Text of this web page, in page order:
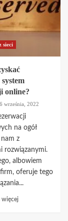
w
sieci
online?
6 września, 2022
na ogół
nam z
rozwiązanymi.
albowiem
oferuje tego
więcejDowiedz